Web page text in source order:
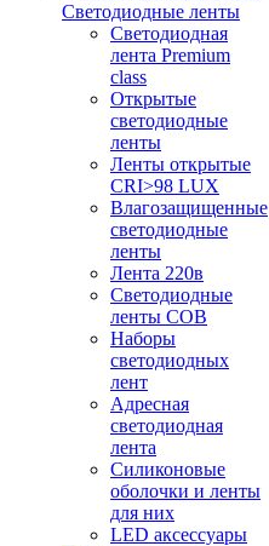
Светодиодные ленты
Светодиодная
лента Premium
class
Открытые
светодиодные
ленты
Ленты открытые
CRI>98 LUX
Влагозащищенные
светодиодные
ленты
Лента 220в
Светодиодные
ленты COB
Наборы
светодиодных
лент
Адресная
светодиодная
лента
Силиконовые
оболочки и ленты
для них
LED аксессуары